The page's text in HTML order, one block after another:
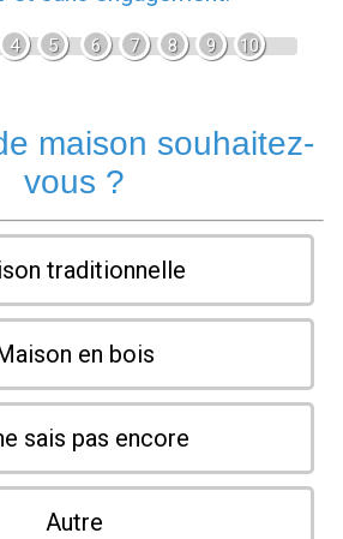
4 5 6 7 8 9 10
maison souhaitez-
vous ?
traditionnelle
en bois
sais pas encore
Autre